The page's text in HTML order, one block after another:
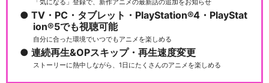
ズ19）
「気になる」登録で、新作アニメの最新話の追加をお知らせ
TV・PC・タブレット・PlayStation®4・PlayStat
ion®5でも視聴可能
自分に合った環境でいつでもアニメを楽しめる
連続再生&OPスキップ・再生速度変更
ストーリーに熱中しながら、1日にたくさんのアニメを楽しめる